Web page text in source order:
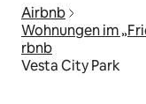
Airbnb
Wohnungen im
rbnb
Vesta City Park